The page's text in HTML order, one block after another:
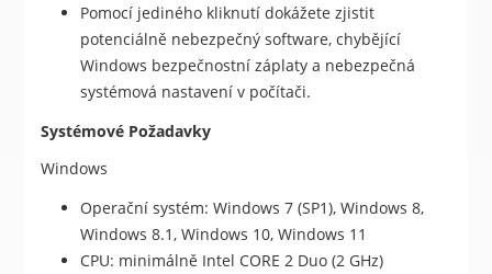
Pomocí jediného kliknutí dokážete zjistit
potenciálně nebezpečný software, chybějící
Windows bezpečnostní záplaty a nebezpečná
systémová nastavení v počítači.
Systémové Požadavky
Windows
Operační systém: Windows 7 (SP1), Windows 8,
Windows 8.1, Windows 10, Windows 11
CPU: minimálně Intel CORE 2 Duo (2 GHz)